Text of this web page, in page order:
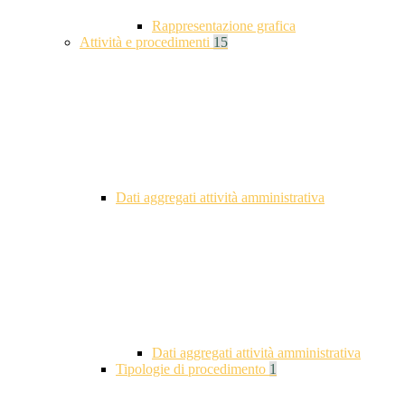
Rappresentazione grafica
Attività e procedimenti 15
Dati aggregati attività amministrativa
Dati aggregati attività amministrativa
Tipologie di procedimento 1